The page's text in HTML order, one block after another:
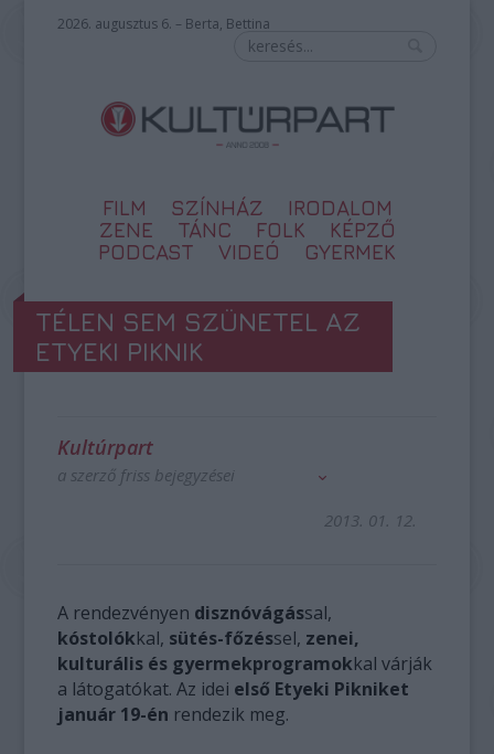
2026. augusztus 6. – Berta, Bettina
FILM SZÍNHÁZ
IRODALOM
ZENE
TÁNC FOLK
KÉPZŐ
PODCAST
VIDEÓ GYERMEK
TÉLEN SEM SZÜNETEL AZ
ETYEKI PIKNIK
Kultúrpart
a szerző friss bejegyzései
2013. 01. 12.
A rendezvényen disznóvágással,
kóstolókkal, sütés-főzéssel, zenei,
kulturális és gyermekprogramokkal várják
a látogatókat. Az idei első Etyeki Pikniket
január 19-én rendezik meg.